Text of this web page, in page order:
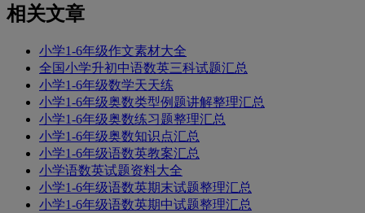
相关文章
小学1-6年级作文素材大全
全国小学升初中语数英三科试题汇总
小学1-6年级数学天天练
小学1-6年级奥数类型例题讲解整理汇总
小学1-6年级奥数练习题整理汇总
小学1-6年级奥数知识点汇总
小学1-6年级语数英教案汇总
小学语数英试题资料大全
小学1-6年级语数英期末试题整理汇总
小学1-6年级语数英期中试题整理汇总